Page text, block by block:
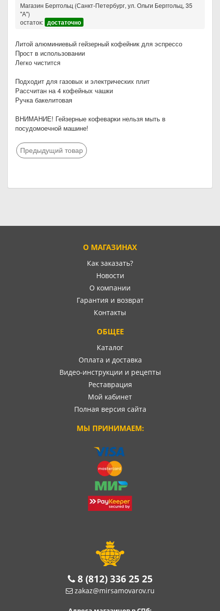
Магазин Берггольц (Санкт-Петербург, ул. Ольги Берггольц, 35
"А")
остаток: достаточно
Литой алюминиевый гейзерный кофейник для эспрессо
Прост в использовании
Легко чистится
Подходит для газовых и электрических плит
Рассчитан на 4 кофейных чашки
Ручка бакелитовая
ВНИМАНИЕ! Гейзерные кофеварки нельзя мыть в
посудомоечной машине!
Предыдущий товар
О МАГАЗИНАХ
Как заказать?
Новости
О компании
Гарантия и возврат
Контакты
ОБЩЕЕ
Каталог
Оплата и доставка
Видео-инструкции и рецепты
Реставрация
Мой кабинет
Полная версия сайта
МЫ ПРИНИМАЕМ:
8 (812) 336 25 25
zakaz@mirsamovarov.ru